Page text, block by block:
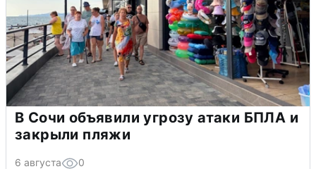
В Сочи объявили угрозу атаки БПЛА и
закрыли пляжи
6 августа 0